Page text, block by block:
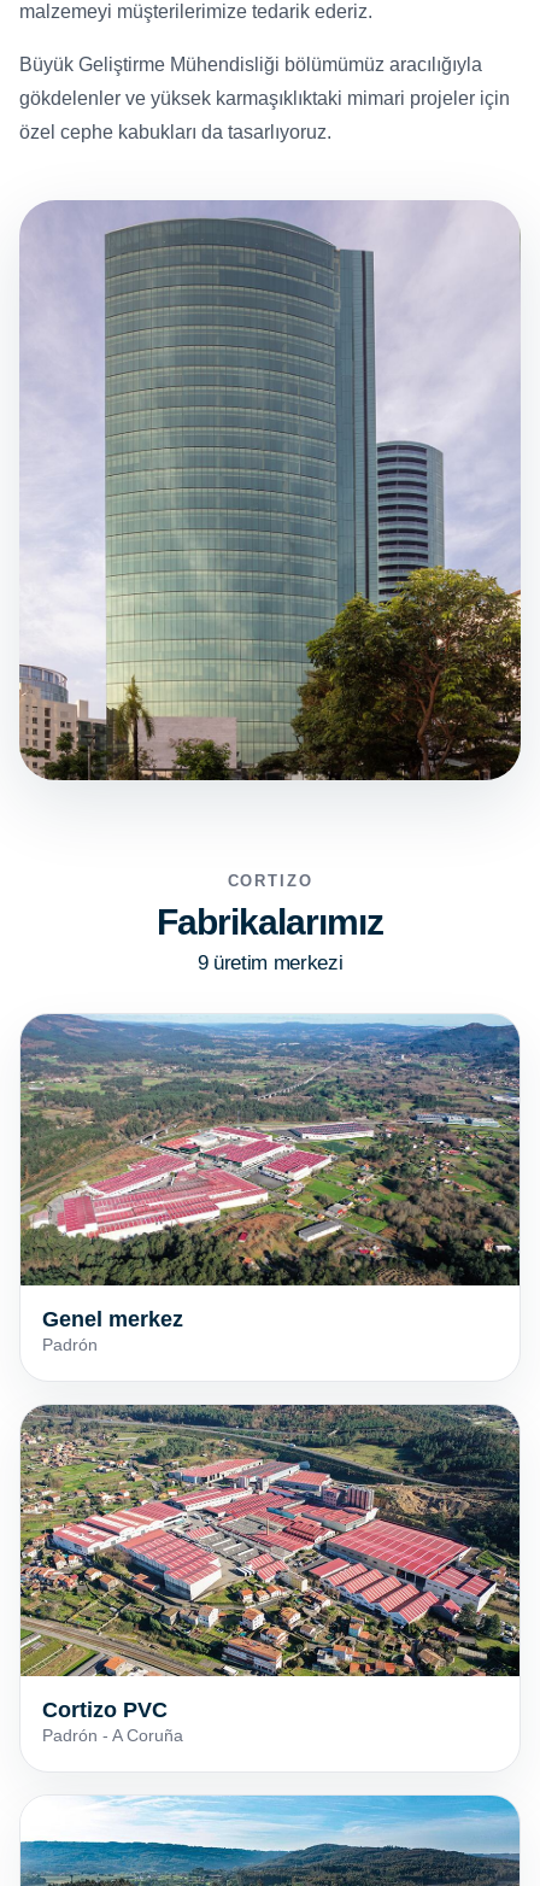
malzemeyi müşterilerimize tedarik ederiz.
Büyük Geliştirme Mühendisliği bölümümüz aracılığıyla
gökdelenler ve yüksek karmaşıklıktaki mimari projeler için
özel cephe kabukları da tasarlıyoruz.
CORTIZO
Fabrikalarımız
9 üretim merkezi
Genel merkez
Padrón
Cortizo PVC
Padrón - A Coruña